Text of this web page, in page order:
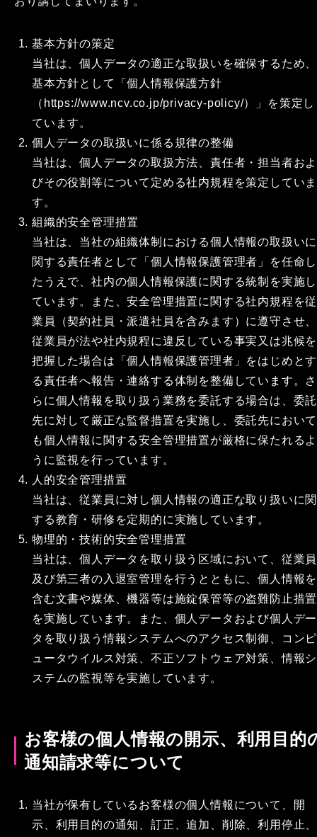
基本方針の策定
当社は、個人データの適正な取扱いを確保するため、
基本方針として「個人情報保護方針
（https://www.ncv.co.jp/privacy-policy/）」を策定し
ています。
個人データの取扱いに係る規律の整備
当社は、個人データの取扱方法、責任者・担当者およ
びその役割等について定める社内規程を策定していま
す。
組織的安全管理措置
当社は、当社の組織体制における個人情報の取扱いに
関する責任者として「個人情報保護管理者」を任命し
たうえで、社内の個人情報保護に関する統制を実施し
ています。また、安全管理措置に関する社内規程を従
業員（契約社員・派遣社員を含みます）に遵守させ、
従業員が法や社内規程に違反している事実又は兆候を
把握した場合は「個人情報保護管理者」をはじめとす
る責任者へ報告・連絡する体制を整備しています。さ
らに個人情報を取り扱う業務を委託する場合は、委託
先に対して厳正な監督措置を実施し、委託先において
も個人情報に関する安全管理措置が厳格に保たれるよ
うに監視を行っています。
人的安全管理措置
当社は、従業員に対し個人情報の適正な取り扱いに関
する教育・研修を定期的に実施しています。
物理的・技術的安全管理措置
当社は、個人データを取り扱う区域において、従業員
及び第三者の入退室管理を行うとともに、個人情報を
含む文書や媒体、機器等は施錠保管等の盗難防止措置
を実施しています。また、個人データおよび個人デー
タを取り扱う情報システムへのアクセス制御、コンピ
ュータウイルス対策、不正ソフトウェア対策、情報シ
ステムの監視等を実施しています。
お客様の個人情報の開示、利用目的
通知請求等について
当社が保有しているお客様の個人情報について、開
示、利用目的の通知、訂正、追加、削除、利用停止、